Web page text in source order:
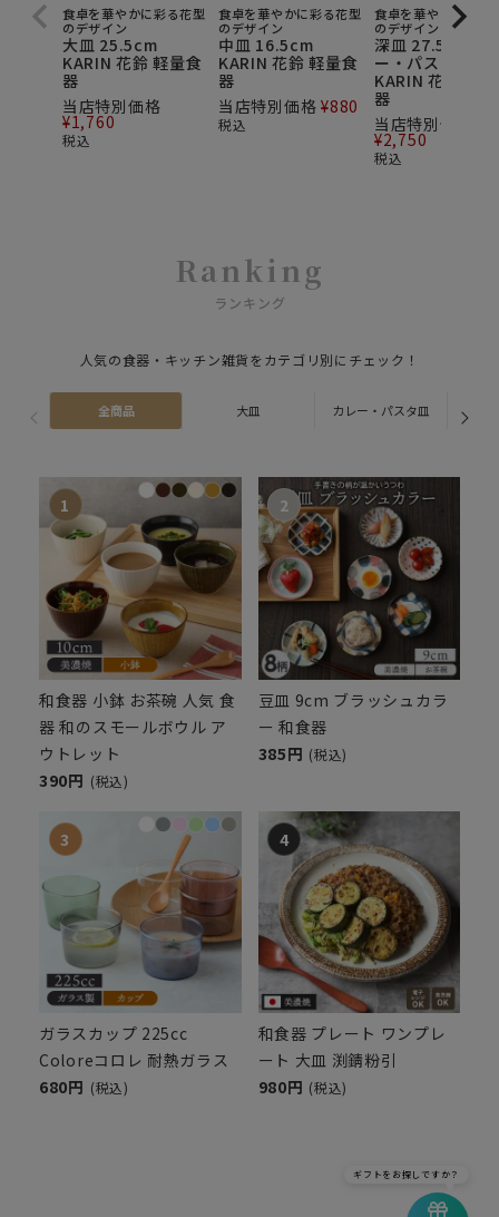
食卓を華やかに彩る花型
のデザイン
大皿 25.5cm
KARIN 花鈴 軽量食
器
当店特別価格
¥1,760
税込
食卓を華やかに彩る花型
のデザイン
中皿 16.5cm
KARIN 花鈴 軽量食
器
当店特別価格 ¥880
税込
食卓を華やかに彩る
のデザイン
深皿 27.5cm カ
ー・パスタ皿
KARIN 花鈴 軽
器
当店特別価格
¥2,750
税込
Ranking
ランキング
人気の食器・キッチン雑貨をカテゴリ別にチェック！
全商品 大皿 カレー・パスタ皿
和食器 小鉢 お茶碗 人気 食
器 和のスモールボウル ア
ウトレット
390円 (税込)
豆皿 9cm ブラッシュカラ
ー 和食器
385円 (税込)
ガラスカップ 225cc
Coloreコロレ 耐熱ガラス
680円 (税込)
和食器 プレート ワンプレ
ート 大皿 渕錆粉引
980円 (税込)
ギフトをお探しですか？